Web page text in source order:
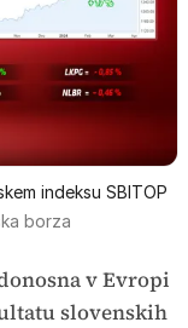
indeksu SBITOP
borza
v Evropi
slovenskih